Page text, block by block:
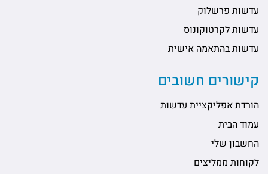
עדשות פרשלוק
עדשות לקרטוקונוס
עדשות בהתאמה אישית
קישורים חשובים
הורדת אפליקציית עדשות
עמוד הבית
החשבון שלי
לקוחות ממליצים